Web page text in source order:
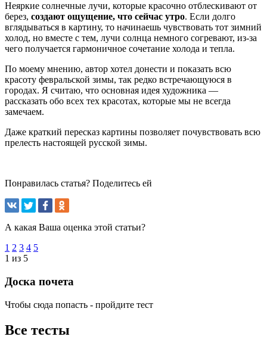
Неяркие солнечные лучи, которые красочно отблескивают от
берез, создают ощущение, что сейчас утро. Если долго
вглядываться в картину, то начинаешь чувствовать тот зимний
холод, но вместе с тем, лучи солнца немного согревают, из-за
чего получается гармоничное сочетание холода и тепла.
По моему мнению, автор хотел донести и показать всю
красоту февральской зимы, так редко встречающуюся в
городах. Я считаю, что основная идея художника —
рассказать обо всех тех красотах, которые мы не всегда
замечаем.
Даже краткий пересказ картины позволяет почувствовать всю
прелесть настоящей русской зимы.
Понравилась статья? Поделитесь ей
А какая Ваша оценка этой статьи?
1 2 3 4 5
1 из 5
Доска почета
Чтобы сюда попасть - пройдите тест
Все тесты